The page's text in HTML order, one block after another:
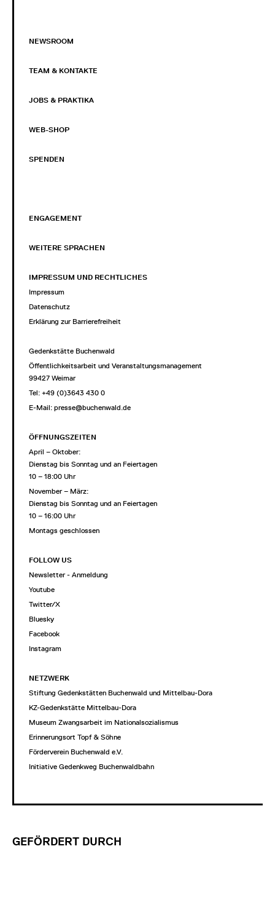
NEWSROOM
TEAM & KONTAKTE
JOBS & PRAKTIKA
WEB-SHOP
SPENDEN
ENGAGEMENT
WEITERE SPRACHEN
IMPRESSUM UND RECHTLICHES
Impressum
Datenschutz
Erklärung zur Barrierefreiheit
Gedenkstätte Buchenwald
Öffentlichkeitsarbeit und Veranstaltungsmanagement
99427 Weimar
Tel: +49 (0)3643 430 0
E-Mail: presse@buchenwald.de
ÖFFNUNGSZEITEN
April – Oktober:
Dienstag bis Sonntag und an Feiertagen
10 – 18:00 Uhr
November – März:
Dienstag bis Sonntag und an Feiertagen
10 – 16:00 Uhr
Montags geschlossen
FOLLOW US
Newsletter - Anmeldung
Youtube
Twitter/X
Bluesky
Facebook
Instagram
NETZWERK
Stiftung Gedenkstätten Buchenwald und Mittelbau-Dora
KZ-Gedenkstätte Mittelbau-Dora
Museum Zwangsarbeit im Nationalsozialismus
Erinnerungsort Topf & Söhne
Förderverein Buchenwald e.V.
Initiative Gedenkweg Buchenwaldbahn
GEFÖRDERT DURCH